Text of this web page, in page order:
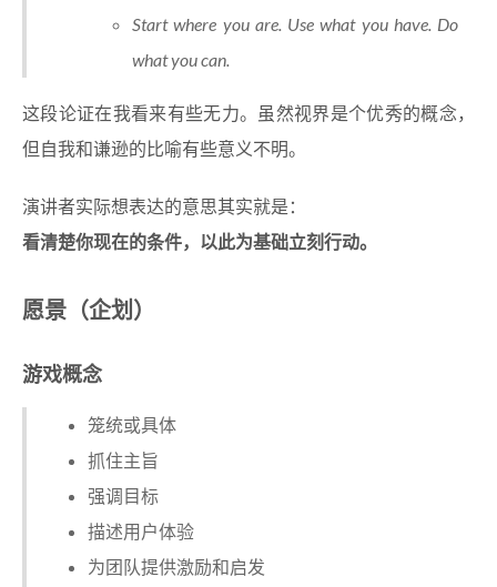
Start where you are. Use what you have. Do
what you can.
这段论证在我看来有些无力。虽然视界是个优秀的概念，
但自我和谦逊的比喻有些意义不明。
演讲者实际想表达的意思其实就是：
看清楚你现在的条件，以此为基础立刻行动。
愿景（企划）
游戏概念
笼统或具体
抓住主旨
强调目标
描述用户体验
为团队提供激励和启发